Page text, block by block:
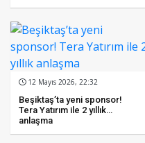
12 Mayıs 2026, 22:32
Beşiktaş’ta yeni sponsor!
Tera Yatırım ile 2 yıllık
anlaşma